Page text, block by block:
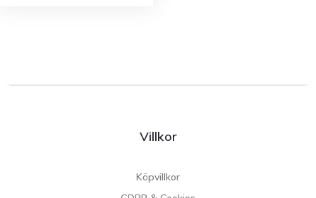
Villkor
Köpvillkor